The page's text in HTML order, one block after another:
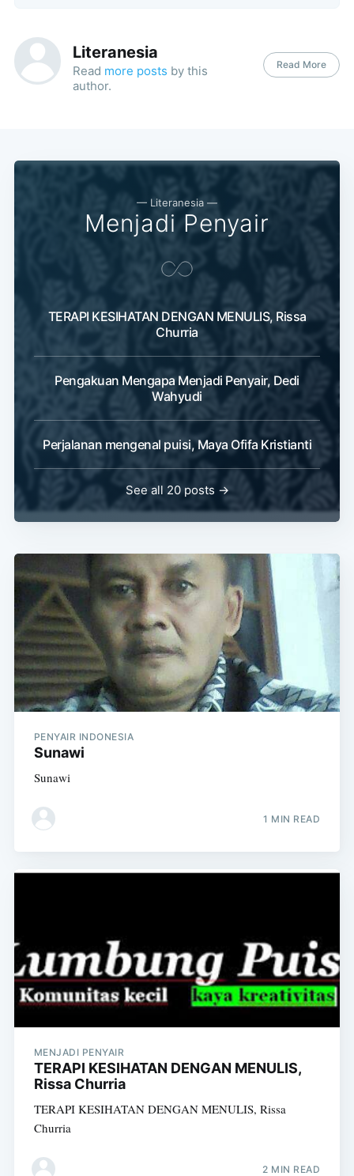
Literanesia
Read more posts by this
author.
Read More
— Literanesia —
Menjadi Penyair
TERAPI KESIHATAN DENGAN MENULIS, Rissa
Churria
Pengakuan Mengapa Menjadi Penyair, Dedi
Wahyudi
Perjalanan mengenal puisi, Maya Ofifa Kristianti
See all 20 posts →
PENYAIR INDONESIA
Sunawi
Sunawi
1 MIN READ
MENJADI PENYAIR
TERAPI KESIHATAN DENGAN MENULIS,
Rissa Churria
TERAPI KESIHATAN DENGAN MENULIS, Rissa
Churria
2 MIN READ